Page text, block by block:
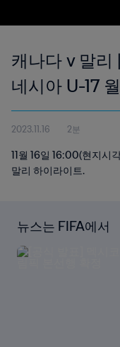
캐나다 v 말리
네시아 U-17
2023.11.16 2분
11월 16일 16:00(현지시
말리 하이라이트.
뉴스는 FIFA에서